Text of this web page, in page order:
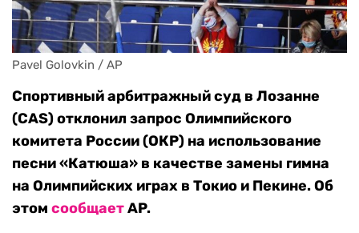
Pavel Golovkin / AP
Спортивный арбитражный суд в Лозанне
(CAS) отклонил запрос Олимпийского
комитета России (ОКР) на использование
песни «Катюша» в качестве замены гимна
на Олимпийских играх в Токио и Пекине. Об
этом сообщаетAP.